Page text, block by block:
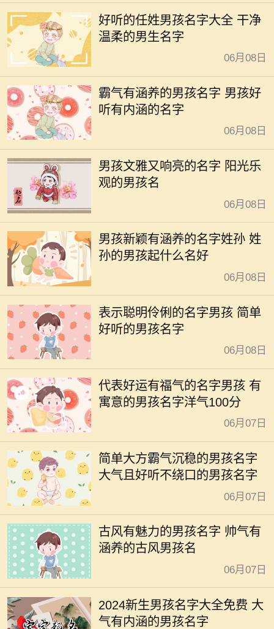
好听的任姓男孩名字大全 干净
温柔的男生名字
06月08日
霸气有涵养的男孩名字 男孩好
听有内涵的名字
06月08日
男孩文雅又响亮的名字 阳光乐
观的男孩名
06月08日
男孩新颖有涵养的名字姓孙 姓
孙的男孩起什么名好
06月08日
表示聪明伶俐的名字男孩 简单
好听的男孩名字
06月08日
代表好运有福气的名字男孩 有
寓意的男孩名字洋气100分
06月07日
简单大方霸气沉稳的男孩名字
大气且好听不绕口的男孩名字
06月07日
古风有魅力的男孩名字 帅气有
涵养的古风男孩名
06月07日
2024新生男孩名字大全免费 大
气有内涵的男孩名字